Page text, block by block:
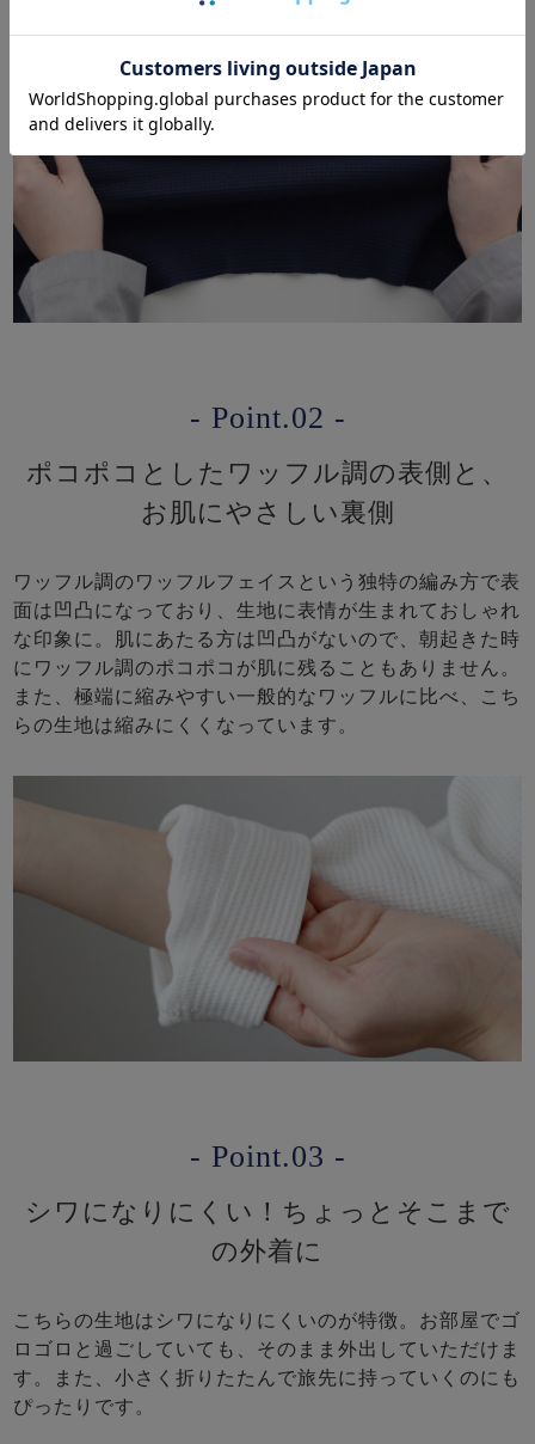
- Point.02 -
ポコポコとしたワッフル調の表側と、
お肌にやさしい裏側
ワッフル調のワッフルフェイスという独特の編み方で表
面は凹凸になっており、生地に表情が生まれておしゃれ
な印象に。肌にあたる方は凹凸がないので、朝起きた時
にワッフル調のポコポコが肌に残ることもありません。
また、極端に縮みやすい一般的なワッフルに比べ、こち
らの生地は縮みにくくなっています。
- Point.03 -
シワになりにくい！ちょっとそこまで
の外着に
こちらの生地はシワになりにくいのが特徴。お部屋でゴ
ロゴロと過ごしていても、そのまま外出していただけま
す。また、小さく折りたたんで旅先に持っていくのにも
ぴったりです。